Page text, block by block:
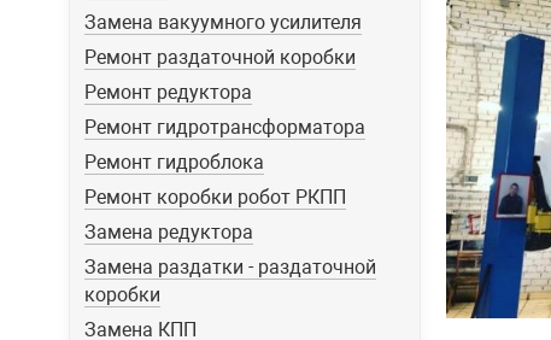
Замена вакуумного усилителя
Ремонт раздаточной коробки
Ремонт редуктора
Ремонт гидротрансформатора
Ремонт гидроблока
Ремонт коробки робот РКПП
Замена редуктора
Замена раздатки - раздаточной
коробки
Замена КПП